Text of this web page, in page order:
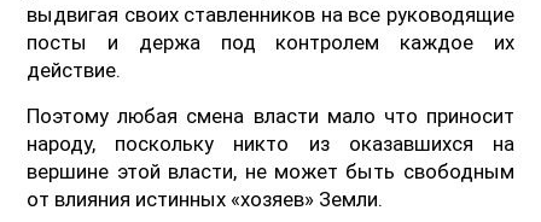
выдвигая своих ставленников на все руководящие
посты и держа под контролем каждое их
действие.
Поэтому любая смена власти мало что приносит
народу, поскольку никто из оказавшихся на
вершине этой власти, не может быть свободным
от влияния истинных «хозяев» Земли.